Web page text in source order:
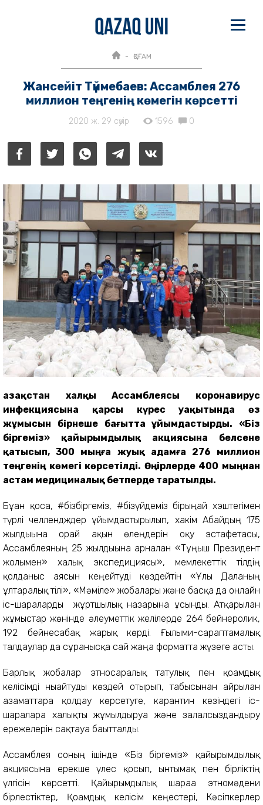
ҚОҒАМ
Жансейіт Түймебаев: Ассамблея 276
миллион теңгенің көмегін көрсетті
2020 ж. 29 сәуір 1596 0
Қазақстан халқы Ассамблеясы коронавирус
инфекциясына қарсы күрес уақытында өз
жұмысын бірнеше бағытта ұйымдастырды. «Біз
біргеміз» қайырымдылық акциясына белсене
қатысып,300 мыңға жуық адамға 276 миллион
теңгенің көмегі көрсетілді. Өңірлерде 400 мыңнан
астам медициналық бетперде таратылды.
Бұған қоса, #бізбіргеміз, #бізүйдеміз бірыңғай хэштегімен
түрлі челлендждер ұйымдастырылып, хакім Абайдың 175
жылдығына орай ақын өлеңдерін оқу эстафетасы,
Ассамблеяның 25 жылдығына арналған «Тұңғыш Президент
жолымен» халық экспедициясы», мемлекеттік тілдің
қолданыс аясын кеңейтуді көздейтін «Ұлы Даланың
ұлтаралық тілі», «Мәміле» жобалары және басқа да онлайн
іс-шараларды жұртшылық назарына ұсынды. Атқарылған
жұмыстар жөнінде әлеуметтік желілерде 264 бейнеролик,
192 бейнесабақ жарық көрді. Ғылыми-сараптамалық
талдаулар да сұранысқа сай жаңа форматта жүзеге асты.
Барлық жобалар этносаралық татулық пен қоғамдық
келісімді нығайтуды көздей отырып, табысынан айрылған
азаматтарға қолдау көрсетуге, карантин кезіндегі іс-
шараларға халықты жұмылдыруға және залалсыздандыру
ережелерін сақтауға бағытталды.
Ассамблея соның ішінде «Біз біргеміз» қайырымдылық
акциясына ерекше үлес қосып, ынтымақ пен бірліктің
үлгісін көрсетті. Қайырымдылық шараға этномәдени
бірлестіктер, Қоғамдық келісім кеңестері, Кәсіпкерлер